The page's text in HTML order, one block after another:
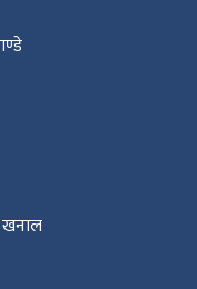
खनाल